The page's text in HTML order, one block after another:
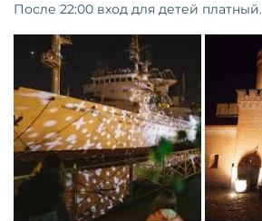
После 22:00 вход для детей платный.